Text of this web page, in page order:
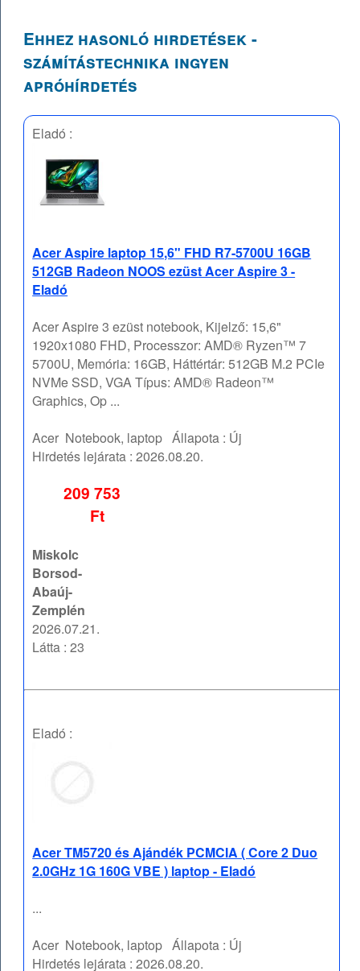
Ehhez hasonló hirdetések -
számítástechnika ingyen
apróhírdetés
Eladó :
Acer Aspire laptop 15,6" FHD R7-5700U 16GB
512GB Radeon NOOS ezüst Acer Aspire 3 -
Eladó
Acer Aspire 3 ezüst notebook, Kijelző: 15,6"
1920x1080 FHD, Processzor: AMD® Ryzen™ 7
5700U, Memória: 16GB, Háttértár: 512GB M.2 PCIe
NVMe SSD, VGA Típus: AMD® Radeon™
Graphics, Op ...
Acer Notebook, laptop Állapota : Új
Hirdetés lejárata :2026.08.20.
209 753
Ft
Miskolc
Borsod-
Abaúj-
Zemplén
2026.07.21.
Látta : 23
Eladó :
Acer TM5720 és Ajándék PCMCIA ( Core 2 Duo
2.0GHz 1G 160G VBE ) laptop - Eladó
...
Acer Notebook, laptop Állapota : Új
Hirdetés lejárata :2026.08.20.